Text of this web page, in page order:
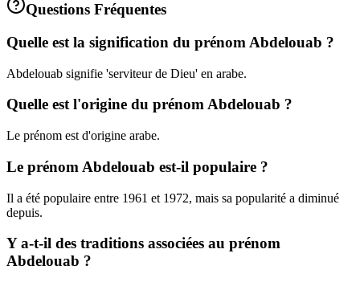
Questions Fréquentes
Quelle est la signification du prénom Abdelouab ?
Abdelouab signifie 'serviteur de Dieu' en arabe.
Quelle est l'origine du prénom Abdelouab ?
Le prénom est d'origine arabe.
Le prénom Abdelouab est-il populaire ?
Il a été populaire entre 1961 et 1972, mais sa popularité a diminué
depuis.
Y a-t-il des traditions associées au prénom
Abdelouab ?